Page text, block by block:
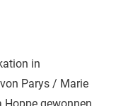
in
Parys / Marie
gewonnen